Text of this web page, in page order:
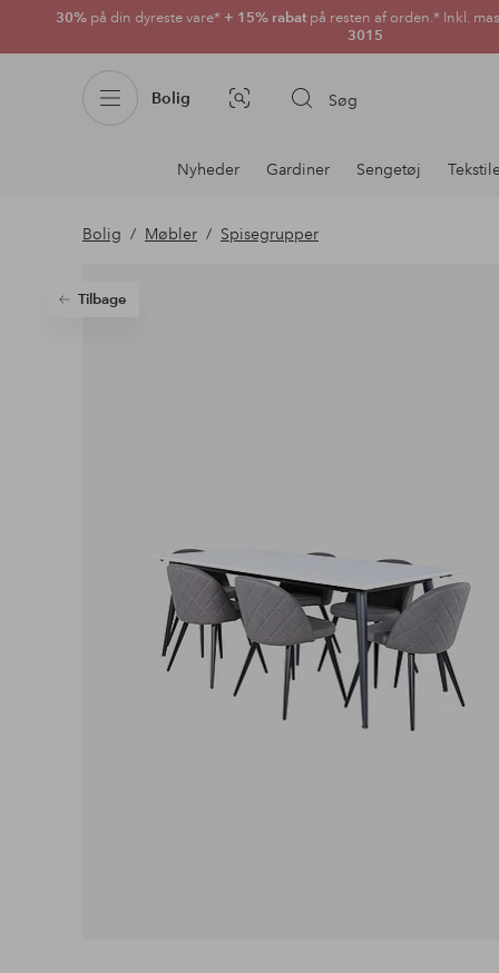
30% på din dyreste vare* + 15% rabatpå resten af orden.* Inkl.
3015
Bolig Billedsøgning Søg
Afdelningsnavigation
Nyheder Gardiner Sengetøj
Bolig Møbler Spisegrupper
Tilbage